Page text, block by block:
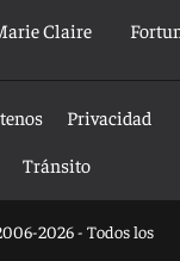
Claire
Privacidad
Tránsito
2026 - Todos los